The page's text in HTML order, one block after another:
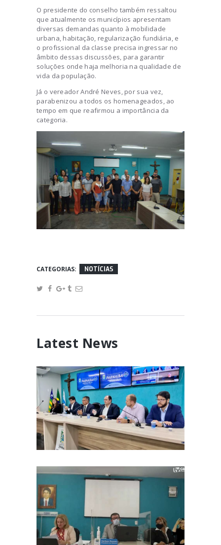
O presidente do conselho também ressaltou
que atualmente os municípios apresentam
diversas demandas quanto à mobilidade
urbana, habitação, regularização fundiária, e
o profissional da classe precisa ingressar no
âmbito dessas discussões, para garantir
soluções onde haja melhoria na qualidade de
vida da população.
Já o vereador André Neves, por sua vez,
parabenizou a todos os homenageados, ao
tempo em que reafirmou a importância da
categoria.
CATEGORIAS: NOTÍCIAS
Latest News
Câmara realiza Audiência
Pública sobre o serviço da
Aegea (Águas do Piauí) em
Parnaíba
September 17, 2025
Mutirão de cirurgias de
catarata e pterígio, além de
outras demandas são
debatidas
November 8, 2021